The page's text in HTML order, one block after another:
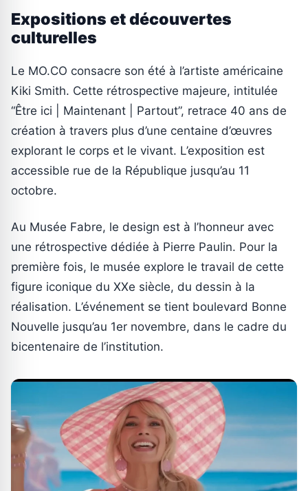
Expositions et découvertes
culturelles
Le MO.CO consacre son été à l’artiste américaine
Kiki Smith. Cette rétrospective majeure, intitulée
“Être ici | Maintenant | Partout”, retrace 40 ans de
création à travers plus d’une centaine d’œuvres
explorant le corps et le vivant. L’exposition est
accessible rue de la République jusqu’au 11
octobre.
Au Musée Fabre, le design est à l’honneur avec
une rétrospective dédiée à Pierre Paulin. Pour la
première fois, le musée explore le travail de cette
figure iconique du XXe siècle, du dessin à la
réalisation. L’événement se tient boulevard Bonne
Nouvelle jusqu’au 1er novembre, dans le cadre du
bicentenaire de l’institution.